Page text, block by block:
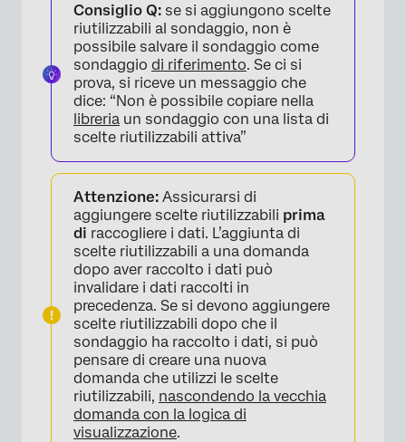
Consiglio Q: se si aggiungono scelte
riutilizzabili al sondaggio, non è
possibile salvare il sondaggio come
sondaggio di riferimento. Se ci si
prova, si riceve un messaggio che
dice: “Non è possibile copiare nella
libreria un sondaggio con una lista di
scelte riutilizzabili attiva”
Attenzione: Assicurarsi di
aggiungere scelte riutilizzabili prima
di raccogliere i dati. L’aggiunta di
scelte riutilizzabili a una domanda
dopo aver raccolto i dati può
invalidare i dati raccolti in
precedenza. Se si devono aggiungere
scelte riutilizzabili dopo che il
sondaggio ha raccolto i dati, si può
pensare di creare una nuova
domanda che utilizzi le scelte
riutilizzabili, nascondendo la vecchia
domanda con la logica di
visualizzazione.